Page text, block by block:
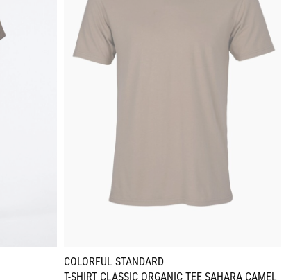
COLORFUL STANDARD
T-SHIRT CLASSIC ORGANIC TEE SAHARA CAMEL